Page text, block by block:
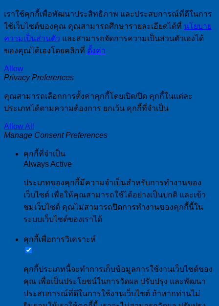
เราใช้คุกกี้เพื่อพัฒนาประสิทธิภาพ และประสบการณ์ที่ดีในการ
ใช้เว็บไซต์ของคุณ คุณสามารถศึกษารายละเอียดได้ที่ นโยบาย
ความเป็นส่วนตัว และสามารถจัดการความเป็นส่วนตัวเองได้
ของคุณได้เองโดยคลิกที่ ตั้งค่า
Allow
Privacy Preferences
คุณสามารถเลือกการตั้งค่าคุกกี้โดยเปิด/ปิด คุกกี้ในแต่ละ
ประเภทได้ตามความต้องการ ยกเว้น คุกกี้ที่จำเป็น
Allow All
Manage Consent Preferences
คุกกี้ที่จำเป็น
Always Active
ประเภทของคุกกี้มีความจำเป็นสำหรับการทำงานของ
เว็บไซต์ เพื่อให้คุณสามารถใช้ได้อย่างเป็นปกติ และเข้า
ชมเว็บไซต์ คุณไม่สามารถปิดการทำงานของคุกกี้นี้ใน
ระบบเว็บไซต์ของเราได้
คุกกี้เพื่อการวิเคราะห์
คุกกี้ประเภทนี้จะทำการเก็บข้อมูลการใช้งานเว็บไซต์ของ
คุณ เพื่อเป็นประโยชน์ในการวัดผล ปรับปรุง และพัฒนา
ประสบการณ์ที่ดีในการใช้งานเว็บไซต์ ถ้าหากท่านไม่